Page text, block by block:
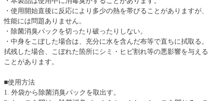
・使用開始直後に反応により多少の熱を帯びることがありますが、
性能には問題ありません。
・除菌消臭パックを切ったり破ったりしない。
・中身をこぼした場合は、充分に水を含んだ布等で直ちに拭取る。
拭残した場合、こぼれた箇所にシミ・ヒビ割れ等の悪影響を与える
ことがあります。
■使用方法
1. 外袋から除菌消臭パックを取出す。